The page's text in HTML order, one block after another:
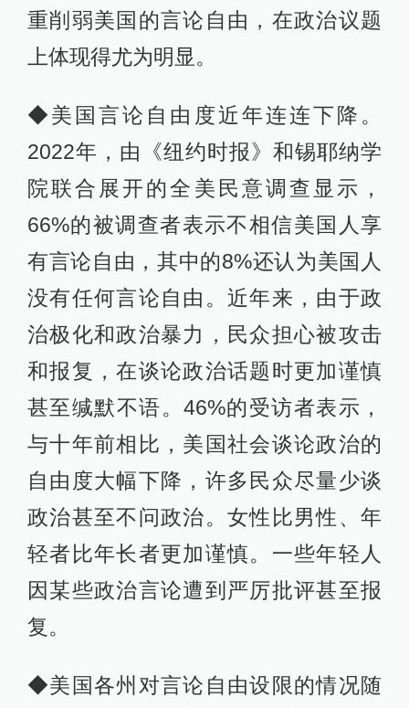
重削弱美国的言论自由，在政治议题
上体现得尤为明显。
◆美国言论自由度近年连连下降。
2022年，由《纽约时报》和锡耶纳学
院联合展开的全美民意调查显示，
66%的被调查者表示不相信美国人享
有言论自由，其中的8%还认为美国人
没有任何言论自由。近年来，由于政
治极化和政治暴力，民众担心被攻击
和报复，在谈论政治话题时更加谨慎
甚至缄默不语。46%的受访者表示，
与十年前相比，美国社会谈论政治的
自由度大幅下降，许多民众尽量少谈
政治甚至不问政治。女性比男性、年
轻者比年长者更加谨慎。一些年轻人
因某些政治言论遭到严厉批评甚至报
复。
◆美国各州对言论自由设限的情况随